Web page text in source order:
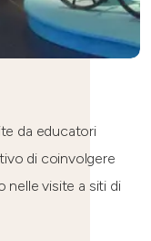
da educatori
di coinvolgere
nelle visite a siti di